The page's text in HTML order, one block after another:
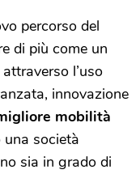
percorso del
di più come un
l’uso
innovazione
mobilità
società
sia in grado di